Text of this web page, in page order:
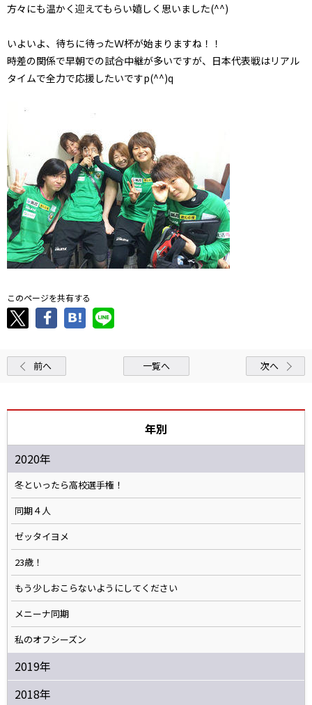
方々にも温かく迎えてもらい嬉しく思いました(^^)
いよいよ、待ちに待ったＷ杯が始まりますね！！
時差の関係で早朝での試合中継が多いですが、日本代表戦はリアル
タイムで全力で応援したいですp(^^)q
このページを共有する
前へ 一覧へ 次へ
年別
2020年
冬といったら高校選手権！
同期４人
ゼッタイヨメ
23歳！
もう少しおこらないようにしてください
メニーナ同期
私のオフシーズン
2019年
2018年